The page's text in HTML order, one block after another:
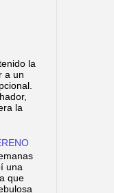
la
a un
la
una
que